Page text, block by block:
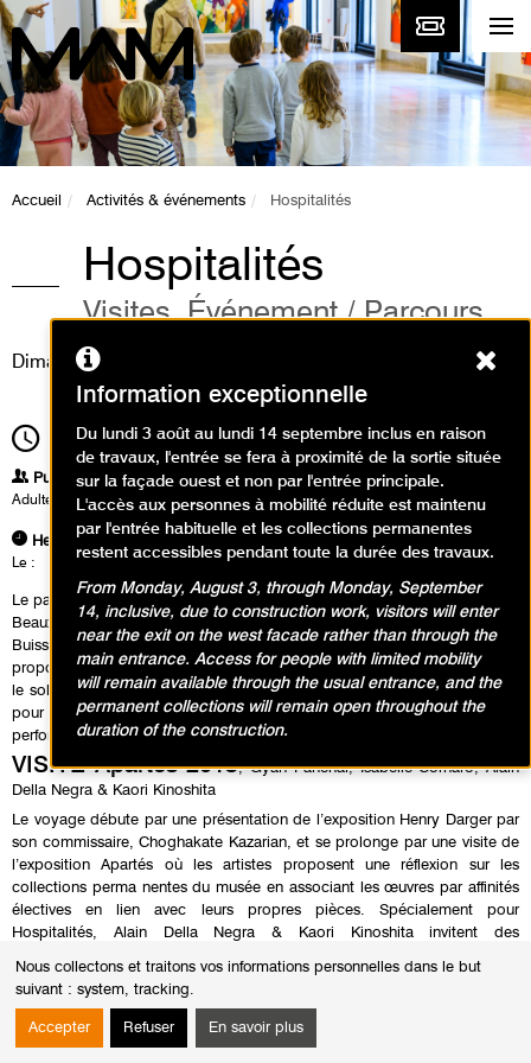
Nous collectons et traitons vos informations personnelles dans le but
suivant : system, tracking.
Accepter Refuser En savoir plus
Accueil Activités & événements Hospitalités
Hospitalités
Visites, Événement / Parcours
Dimanche 21 juin 2015
10h00 Durée 10h00
Publics
Adultes
Heures
Le : Dimanche 21 juin 2015 de 10h00 à 20h00
Le parcours organisé par le Musée d’art moderne de la Ville de Paris, les
Beaux-Arts de Paris et le Centre d’art contemporain de la Ferme du
Buisson à Noisiel en association avec le Mona Bismarck American Center
propose de célébrer ensemble l’arrivée de l’été. En ce jour de solstice où
le soleil semble s’arrêter, il s’agit de remonter sa course, d’Ouest en Est,
pour proposer visites d’expositions, rencontres avec les artistes,
performances et lectures.
VISITE Apartés 2015, Gyan Panchal, Isabelle Cornaro, Alain
Della Negra & Kaori Kinoshita
Le voyage débute par une présentation de l’exposition Henry Darger par
son commissaire, Choghakate Kazarian, et se prolonge par une visite de
l’exposition Apartés où les artistes proposent une réflexion sur les
collections perma nentes du musée en associant les œuvres par affinités
électives en lien avec leurs propres pièces. Spécialement pour
Hospitalités, Alain Della Negra & Kaori Kinoshita invitent des
Accueil dans la cafétéria du musée et rencontre avec les artistes et
commissaires.
PERFORMANCE
Information exceptionnelle
Du lundi 3 août au lundi 14 septembre inclus en raison
de travaux, l'entrée se fera à proximité de la sortie située
sur la façade ouest et non par l'entrée principale.
L'accès aux personnes à mobilité réduite est maintenu
par l'entrée habituelle et les collections permanentes
restent accessibles pendant toute la durée des travaux.
From Monday, August 3, through Monday, September
14, inclusive, due to construction work, visitors will enter
near the exit on the west facade rather than through the
main entrance. Access for people with limited mobility
will remain available through the usual entrance, and the
permanent collections will remain open throughout the
duration of the construction.